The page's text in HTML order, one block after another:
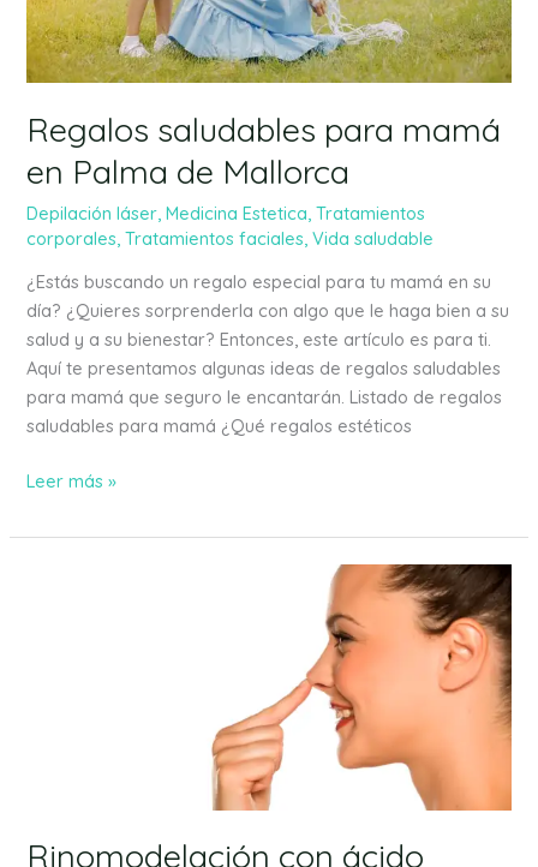
Regalos saludables para mamá
en Palma de Mallorca
Depilación láser ,Medicina Estetica ,Tratamientos
corporales ,Tratamientos faciales ,Vida saludable
¿Estás buscando un regalo especial para tu mamá en su
día? ¿Quieres sorprenderla con algo que le haga bien a su
salud y a su bienestar? Entonces, este artículo es para ti.
Aquí te presentamos algunas ideas de regalos saludables
para mamá que seguro le encantarán. Listado de regalos
saludables para mamá ¿Qué regalos estéticos
Leer más »
Rinomodelación con ácido